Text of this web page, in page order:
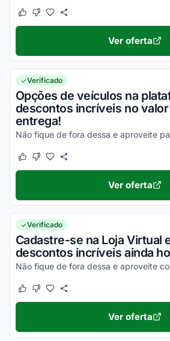
Este cupom funcionou
Este cupom não funcionou
Ver oferta
Verificado
Opções de veículos na
descontos incríveis no valor
entrega!
Este cupom funcionou
Este cupom não funcionou
Ver oferta
Verificado
Cadastre-se na Loja Virtual
descontos incríveis ainda
Este cupom funcionou
Este cupom não funcionou
Ver oferta